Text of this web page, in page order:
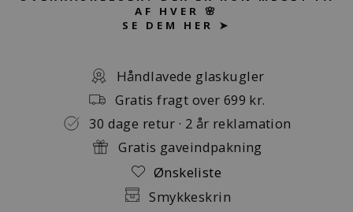
AF HVER 🌸
SE DEM HER ➤
Håndlavede glaskugler
Gratis fragt over 699 kr.
30 dage retur · 2 år reklamation
Gratis gaveindpakning
Ønskeliste
Smykkeskrin